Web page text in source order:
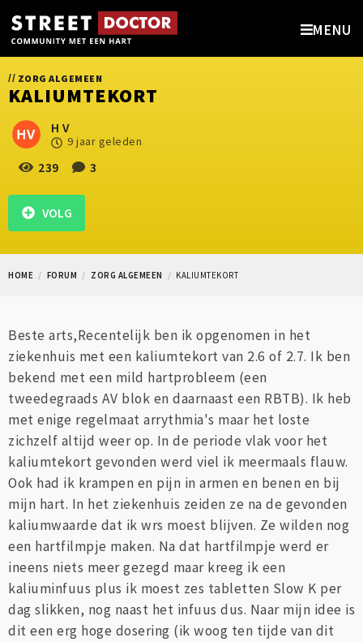
MENU
// ZORG ALGEMEEN
KALIUMTEKORT
H V
9 jaar geleden
239 3
VOLG
HOME FORUM ZORG ALGEMEEN KALIUMTEKORT
Beste arts,Recentelijk ben ik opgenomen in het
ziekenhuis met een kaliumtekort van 2.6 of 2.7. Ik ben
bekend met een mild hartprobleem (een
tweedegraads AV blok en daarnaast een RBTB). Ik heb
met enige regelmaat arrythmia's maar het loste
zichzelf altijd weer op. In de periode vlak voor het
kaliumtekort gevonden werd viel ik meermaals flauw.
Ook had ik krampen en pijn in armen en benen en bij
mijn hart. In het ziekenhuis zeiden ze na de gevonden
kaliumwaarde dat ik wrs moest blijven. Ze wilden nog
een hartfilmpje maken. Na dat hartfilmpje werd er
ineens niets meer gezegd maar kreeg ik een
kaliuminfuus plus ik moest zes tabletten Slow K per
dag slikken, nog naast het infuus dus. Naar mijn idee is
dit een erg hoge dosering (ik woog ten tijde van dit